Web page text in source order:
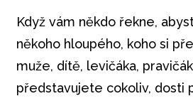
Když vám někdo řekne,
někoho hloupého, koho si
muže, dítě, levičáka,
představujete cokoliv, dosti